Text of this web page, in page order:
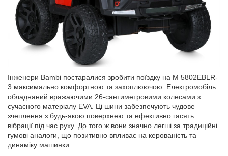
Інженери Bambi постаралися зробити поїздку на M 5802EBLR-
3 максимально комфортною та захоплюючою. Електромобіль
обладнаний вражаючими 26-сантиметровими колесами з
сучасного матеріалу EVA. Ці шини забезпечують чудове
зчеплення з будь-якою поверхнею та ефективно гасять
вібрації під час руху. До того ж вони значно легші за традиційні
гумові аналоги, що позитивно впливає на керованість та
динаміку машинки.